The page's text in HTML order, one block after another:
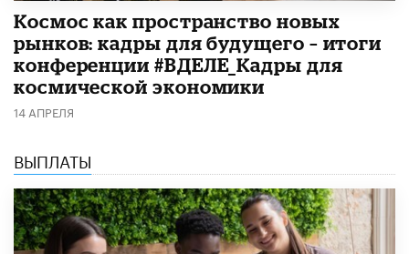
Космос как пространство новых
рынков: кадры для будущего – итоги
конференции #ВДЕЛЕ_Кадры для
космической экономики
14 АПРЕЛЯ
ВЫПЛАТЫ